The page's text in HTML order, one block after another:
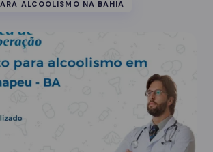
ALCOOLISMO NA BAHIA